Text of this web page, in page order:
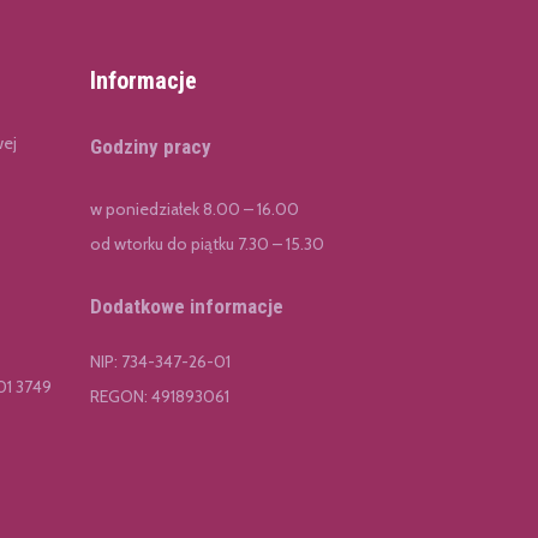
3749
Informacje
Godziny pracy
w poniedziałek 8.00 – 16.00
od wtorku do piątku 7.30 – 15.30
Dodatkowe informacje
NIP: 734-347-26-01
REGON: 491893061